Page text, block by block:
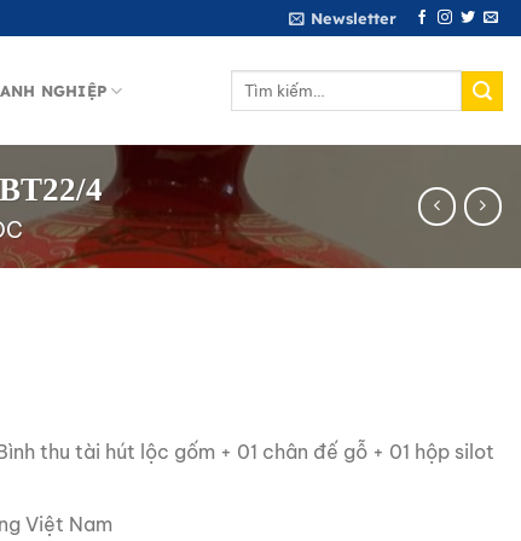
Newsletter
NGHIỆP
Tìm
4
thu tài hút lộc gốm + 01 chân đế gỗ + 01 hộp silot
Việt Nam